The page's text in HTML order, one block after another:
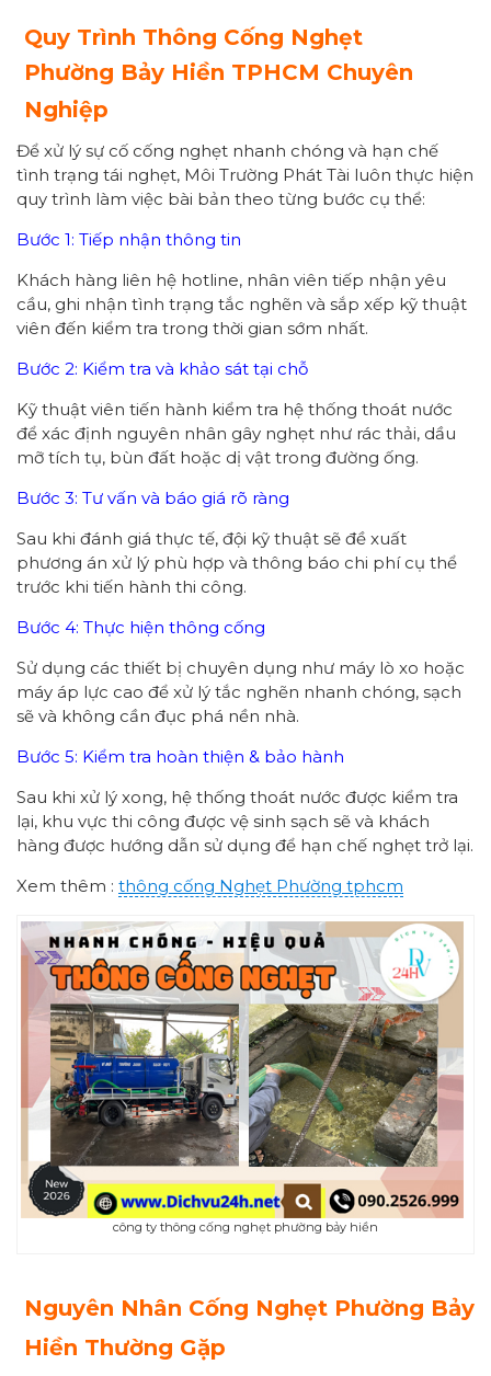
Quy Trình Thông Cống Nghẹt
Phường Bảy Hiền TPHCM Chuyên
Nghiệp
Để xử lý sự cố cống nghẹt nhanh chóng và hạn chế
tình trạng tái nghẹt, Môi Trường Phát Tài luôn thực hiện
quy trình làm việc bài bản theo từng bước cụ thể:
Bước 1: Tiếp nhận thông tin
Khách hàng liên hệ hotline, nhân viên tiếp nhận yêu
cầu, ghi nhận tình trạng tắc nghẽn và sắp xếp kỹ thuật
viên đến kiểm tra trong thời gian sớm nhất.
Bước 2: Kiểm tra và khảo sát tại chỗ
Kỹ thuật viên tiến hành kiểm tra hệ thống thoát nước
để xác định nguyên nhân gây nghẹt như rác thải, dầu
mỡ tích tụ, bùn đất hoặc dị vật trong đường ống.
Bước 3: Tư vấn và báo giá rõ ràng
Sau khi đánh giá thực tế, đội kỹ thuật sẽ đề xuất
phương án xử lý phù hợp và thông báo chi phí cụ thể
trước khi tiến hành thi công.
Bước 4: Thực hiện thông cống
Sử dụng các thiết bị chuyên dụng như máy lò xo hoặc
máy áp lực cao để xử lý tắc nghẽn nhanh chóng, sạch
sẽ và không cần đục phá nền nhà.
Bước 5: Kiểm tra hoàn thiện & bảo hành
Sau khi xử lý xong, hệ thống thoát nước được kiểm tra
lại, khu vực thi công được vệ sinh sạch sẽ và khách
hàng được hướng dẫn sử dụng để hạn chế nghẹt trở lại.
Xem thêm : thông cống Nghẹt Phường tphcm
công ty thông cống nghẹt phường bảy hiền
Nguyên Nhân Cống Nghẹt Phường Bảy
Hiền Thường Gặp